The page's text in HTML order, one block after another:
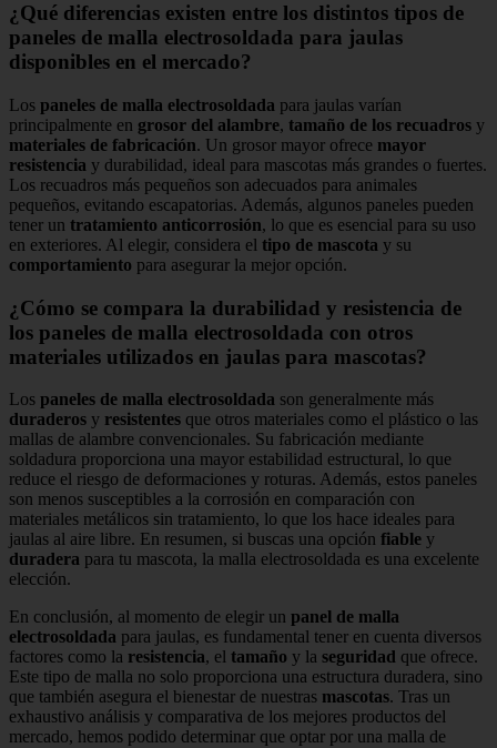
¿Qué diferencias existen entre los distintos tipos de
paneles de malla electrosoldada para jaulas
disponibles en el mercado?
Los paneles de malla electrosoldada para jaulas varían
principalmente en grosor del alambre, tamaño de los recuadros y
materiales de fabricación. Un grosor mayor ofrece mayor
resistencia y durabilidad, ideal para mascotas más grandes o fuertes.
Los recuadros más pequeños son adecuados para animales
pequeños, evitando escapatorias. Además, algunos paneles pueden
tener un tratamiento anticorrosión, lo que es esencial para su uso
en exteriores. Al elegir, considera el tipo de mascota y su
comportamiento para asegurar la mejor opción.
¿Cómo se compara la durabilidad y resistencia de
los paneles de malla electrosoldada con otros
materiales utilizados en jaulas para mascotas?
Los paneles de malla electrosoldada son generalmente más
duraderos y resistentes que otros materiales como el plástico o las
mallas de alambre convencionales. Su fabricación mediante
soldadura proporciona una mayor estabilidad estructural, lo que
reduce el riesgo de deformaciones y roturas. Además, estos paneles
son menos susceptibles a la corrosión en comparación con
materiales metálicos sin tratamiento, lo que los hace ideales para
jaulas al aire libre. En resumen, si buscas una opción fiable y
duradera para tu mascota, la malla electrosoldada es una excelente
elección.
En conclusión, al momento de elegir un panel de malla
electrosoldada para jaulas, es fundamental tener en cuenta diversos
factores como la resistencia, el tamaño y la seguridad que ofrece.
Este tipo de malla no solo proporciona una estructura duradera, sino
que también asegura el bienestar de nuestras mascotas. Tras un
exhaustivo análisis y comparativa de los mejores productos del
mercado, hemos podido determinar que optar por una malla de